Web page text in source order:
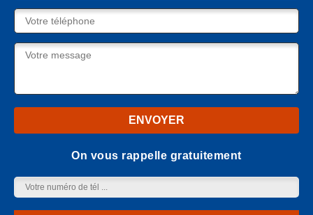
On vous rappelle gratuitement